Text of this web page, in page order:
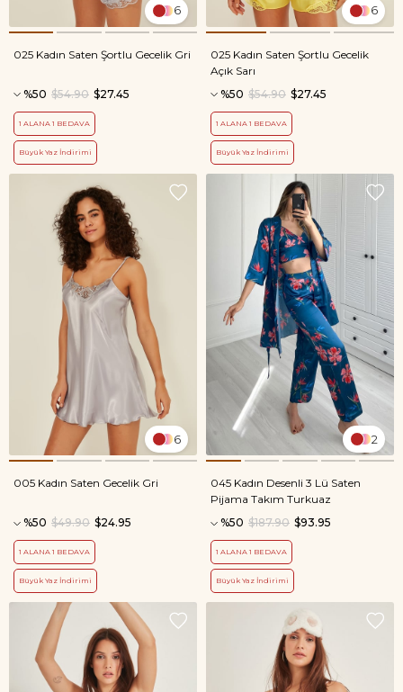
6
025 Kadın Saten Şortlu Gecelik Gri
%50 $27.45
$54.90
1 ALANA 1 BEDAVA
Büyük Yaz İndirimi
6
025 Kadın Saten Şortlu Gecelik
Açık Sarı
%50
$27.45
$54.90
1 ALANA 1 BEDAVA
Büyük Yaz İndirimi
6
005 Kadın Saten Gecelik Gri
%50 $24.95
$49.90
1 ALANA 1 BEDAVA
Büyük Yaz İndirimi
2
045 Kadın Desenli 3 Lü Saten
Pijama Takım Turkuaz
%50
$93.95
$187.90
1 ALANA 1 BEDAVA
Büyük Yaz İndirimi